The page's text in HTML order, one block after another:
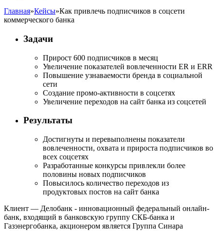
Главная»Кейсы»Как привлечь подписчиков в соцсети
коммерческого банка
Задачи
Прирост 600 подписчиков в месяц
Увеличение показателей вовлеченности ER и ERR
Повышение узнаваемости бренда в социальной
сети
Создание промо-активности в соцсетях
Увеличение переходов на сайт банка из соцсетей
Результаты
Достигнуты и перевыполнены показатели
вовлеченности, охвата и прироста подписчиков во
всех соцсетях
Разработанные конкурсы привлекли более
половины новых подписчиков
Повысилось количество переходов из
продуктовых постов на сайт банка
Клиент — Делобанк - инновационный федеральный онлайн-
банк, входящий в банковскую группу СКБ-банка и
Газэнергобанка, акционером является Группа Синара